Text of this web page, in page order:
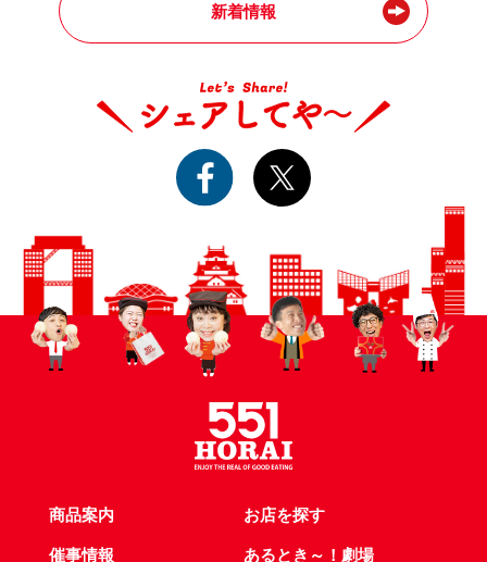
新着情報
商品案内 お店を探す
催事情報 あるとき～！劇場